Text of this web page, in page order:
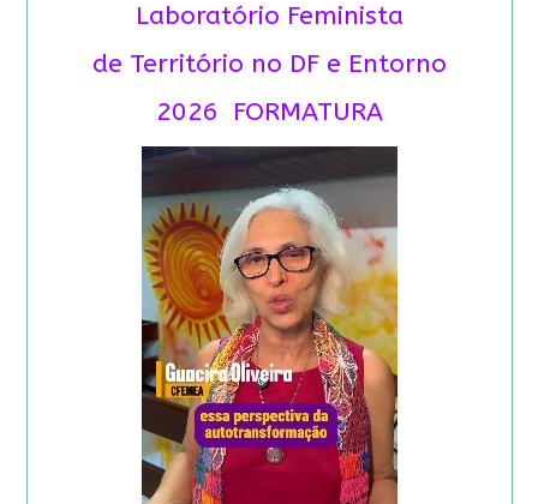
Laboratório Feminista
de Território no DF e Entorno
2026 FORMATURA